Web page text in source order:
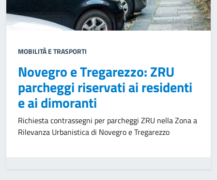
MOBILITÀ E TRASPORTI
Novegro e Tregarezzo: ZRU
parcheggi riservati ai residenti
e ai dimoranti
Richiesta contrassegni per parcheggi ZRU nella Zona a
Rilevanza Urbanistica di Novegro e Tregarezzo